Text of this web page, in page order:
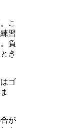
こ
習
負
き
ゴ
が